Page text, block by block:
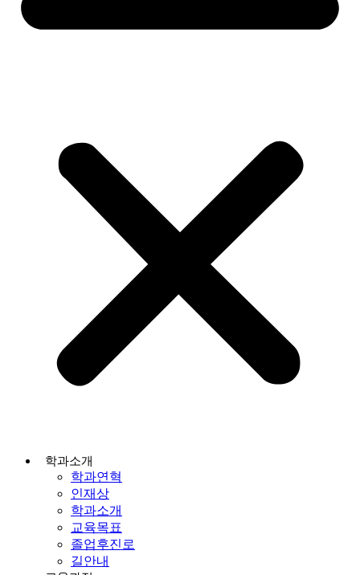
학과소개
학과연혁
인재상
학과소개
교육목표
졸업후진로
길안내